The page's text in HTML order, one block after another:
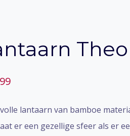
Theo
lantaarn van bamboe
er een gezellige sfeer als er